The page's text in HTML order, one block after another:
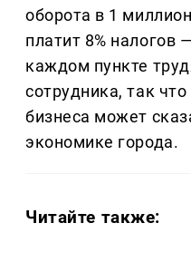
оборота в 1
платит 8% налогов
каждом пункте
сотрудника, так
бизнеса может
экономике города.
Читайте также: